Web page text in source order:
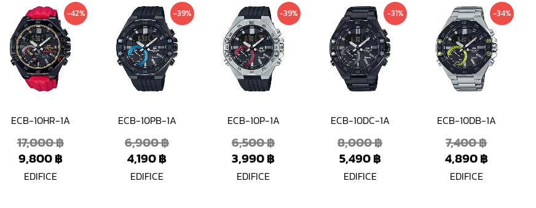
-42%
ECB-10HR-1A
17,000฿
Original
price
was:
17,000 ฿.
9,800฿
Current
price
is:
9,800 ฿.
EDIFICE
-39%
ECB-10PB-1A
6,900฿
Original
price
was:
6,900 ฿.
4,190฿
Current
price
is:
4,190 ฿.
EDIFICE
-39%
ECB-10P-1A
6,500฿
Original
price
was:
6,500 ฿.
3,990฿
Current
price
is:
3,990 ฿.
EDIFICE
-31%
ECB-10DC-1A
8,000฿
Original
price
was:
8,000 ฿.
5,490฿
Current
price
is:
5,490 ฿.
EDIFICE
-34%
ECB-10DB-1A
7,400฿
Original
price
was:
7,400 ฿.
4,890฿
Current
price
is:
4,890 ฿.
EDIFICE